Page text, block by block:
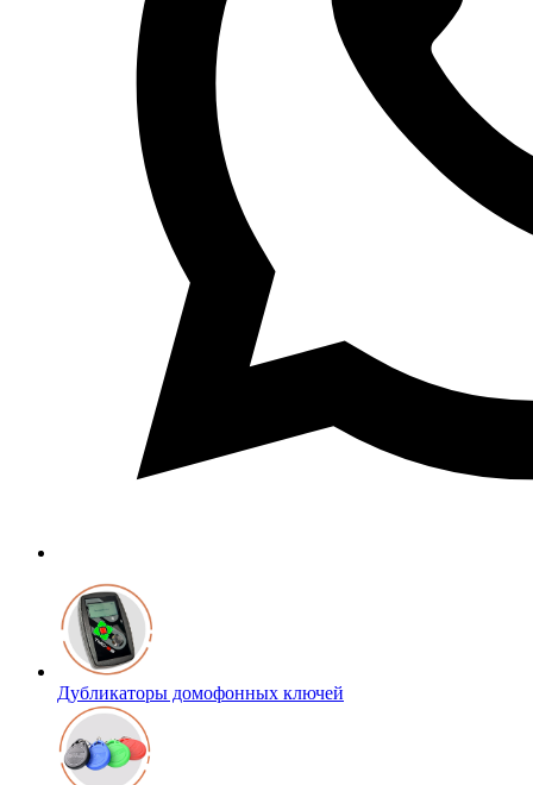
Дубликаторы домофонных ключей